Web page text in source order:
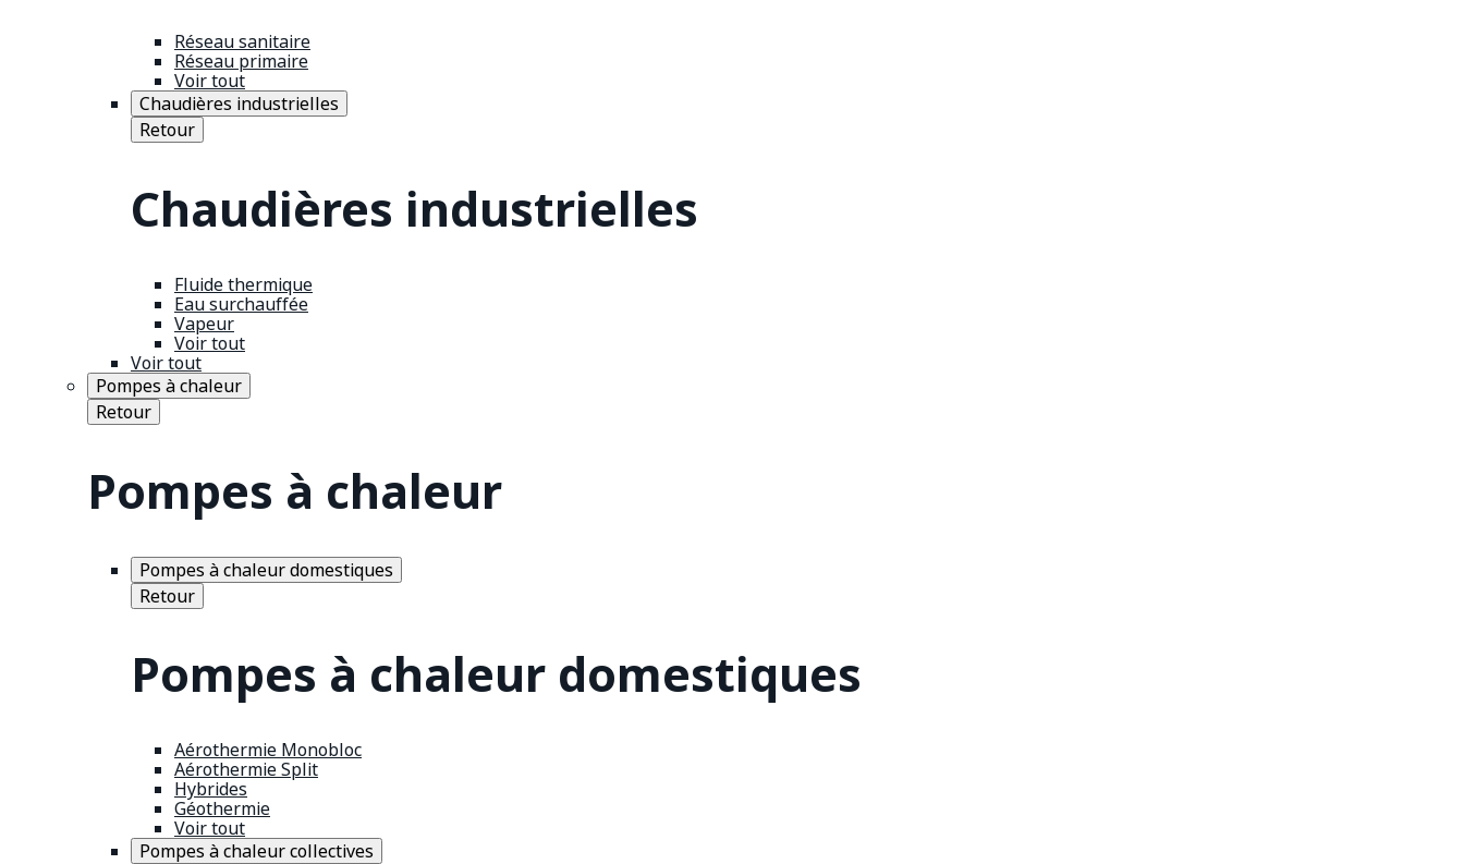
Réseau sanitaire
Réseau primaire
Voir tout
Chaudières industrielles
Retour
Chaudières industrielles
Fluide thermique
Eau surchauffée
Vapeur
Voir tout
Voir tout
Pompes à chaleur
Retour
Pompes à chaleur
Pompes à chaleur domestiques
Retour
Pompes à chaleur domestiques
Aérothermie Monobloc
Aérothermie Split
Hybrides
Géothermie
Voir tout
Pompes à chaleur collectives